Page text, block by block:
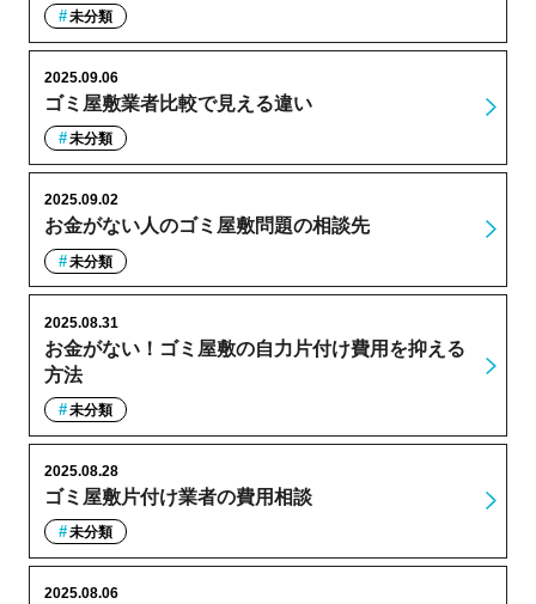
未分類
ゴミ屋敷業者比較で見える違い
2025.09.06
未分類
お金がない人のゴミ屋敷問題の相談先
2025.09.02
未分類
お金がない！ゴミ屋敷の自力片付け費用を抑える
方法
2025.08.31
未分類
ゴミ屋敷片付け業者の費用相談
2025.08.28
未分類
2025.08.06